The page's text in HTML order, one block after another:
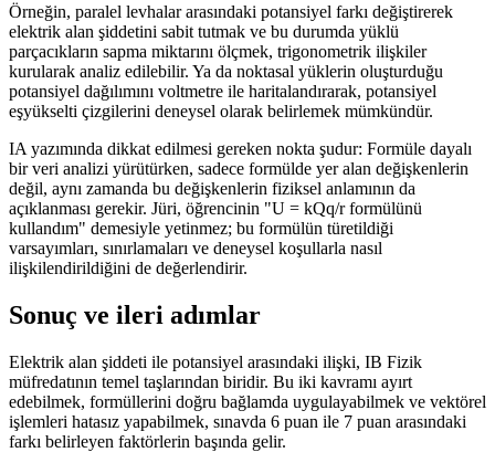
Örneğin, paralel levhalar arasındaki potansiyel farkı değiştirerek
elektrik alan şiddetini sabit tutmak ve bu durumda yüklü
parçacıkların sapma miktarını ölçmek, trigonometrik ilişkiler
kurularak analiz edilebilir. Ya da noktasal yüklerin oluşturduğu
potansiyel dağılımını voltmetre ile haritalandırarak, potansiyel
eşyükselti çizgilerini deneysel olarak belirlemek mümkündür.
IA yazımında dikkat edilmesi gereken nokta şudur: Formüle dayalı
bir veri analizi yürütürken, sadece formülde yer alan değişkenlerin
değil, aynı zamanda bu değişkenlerin fiziksel anlamının da
açıklanması gerekir. Jüri, öğrencinin "U = kQq/r formülünü
kullandım" demesiyle yetinmez; bu formülün türetildiği
varsayımları, sınırlamaları ve deneysel koşullarla nasıl
ilişkilendirildiğini de değerlendirir.
Sonuç ve ileri adımlar
Elektrik alan şiddeti ile potansiyel arasındaki ilişki, IB Fizik
müfredatının temel taşlarından biridir. Bu iki kavramı ayırt
edebilmek, formüllerini doğru bağlamda uygulayabilmek ve vektörel
işlemleri hatasız yapabilmek, sınavda 6 puan ile 7 puan arasındaki
farkı belirleyen faktörlerin başında gelir.